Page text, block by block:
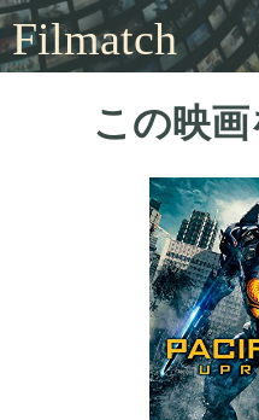
Filmatch
この映